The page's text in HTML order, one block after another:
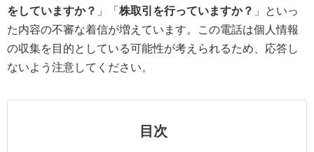
をしていますか？ 」「株取引を行っていますか？ 」といっ
た内容の不審な着信が増えています。この電話は個人情報
の収集を目的としている可能性が考えられるため、応答し
ないよう注意してください。
目次